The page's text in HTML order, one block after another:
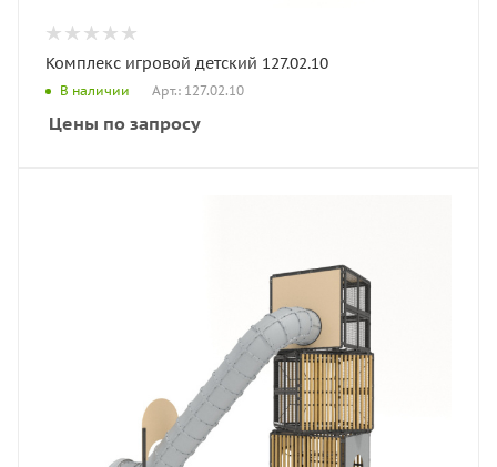
Комплекс игровой детский 127.02.10
В наличии Арт.: 127.02.10
Цены по запросу